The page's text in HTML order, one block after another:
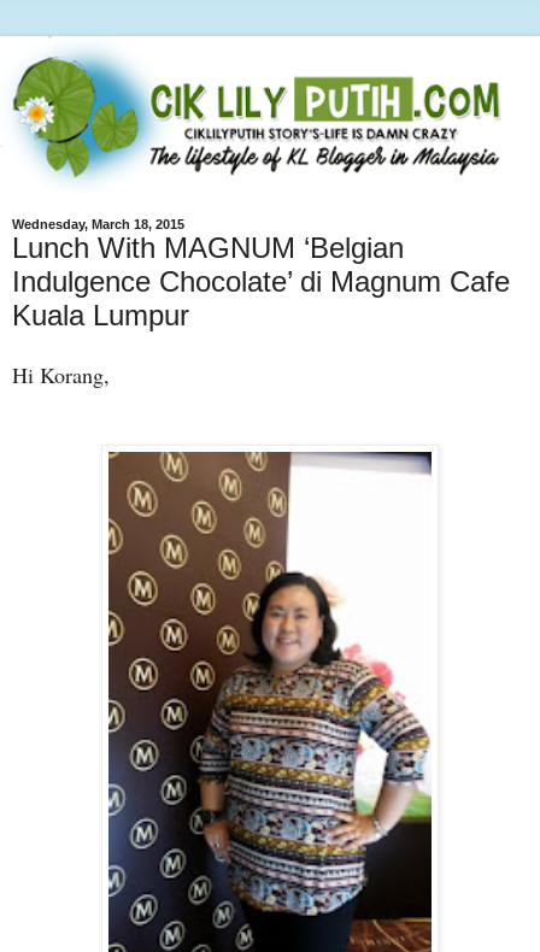
Wednesday, March 18, 2015
Lunch With MAGNUM ‘Belgian
Indulgence Chocolate’ di Magnum Cafe
Kuala Lumpur
Hi Korang,